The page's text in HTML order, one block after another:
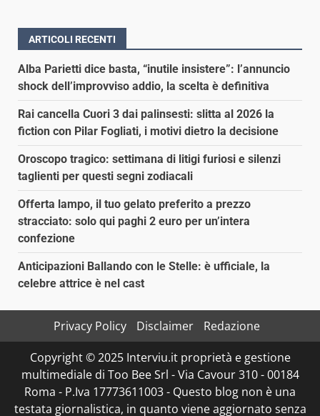
ARTICOLI RECENTI
Alba Parietti dice basta, “inutile insistere”: l’annuncio
shock dell’improvviso addio, la scelta è definitiva
Rai cancella Cuori 3 dai palinsesti: slitta al 2026 la
fiction con Pilar Fogliati, i motivi dietro la decisione
Oroscopo tragico: settimana di litigi furiosi e silenzi
taglienti per questi segni zodiacali
Offerta lampo, il tuo gelato preferito a prezzo
stracciato: solo qui paghi 2 euro per un’intera
confezione
Anticipazioni Ballando con le Stelle: è ufficiale, la
celebre attrice è nel cast
Privacy Policy Disclaimer
Redazione
Copyright © 2025 Interviu.it proprietà e gestione
multimediale di Too Bee Srl - Via Cavour 310 - 00184
Roma - P.Iva 17773611003 - Questo blog non è una
testata giornalistica, in quanto viene aggiornato senza